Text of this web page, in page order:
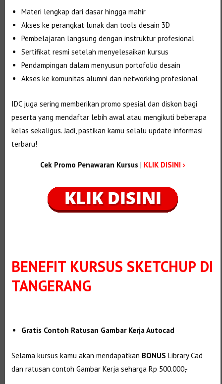
Materi lengkap dari dasar hingga mahir
Akses ke perangkat lunak dan tools desain 3D
Pembelajaran langsung dengan instruktur profesional
Sertifikat resmi setelah menyelesaikan kursus
Pendampingan dalam menyusun portofolio desain
Akses ke komunitas alumni dan networking profesional
IDC juga sering memberikan promo spesial dan diskon bagi
peserta yang mendaftar lebih awal atau mengikuti beberapa
kelas sekaligus. Jadi, pastikan kamu selalu update informasi
terbaru!
Cek Promo Penawaran Kursus | KLIK DISINI ›
BENEFIT KURSUS SKETCHUP DI
TANGERANG
Gratis Contoh Ratusan Gambar Kerja Autocad
Selama kursus kamu akan mendapatkan BONUS Library Cad
dan ratusan contoh Gambar Kerja seharga Rp 500.000,-